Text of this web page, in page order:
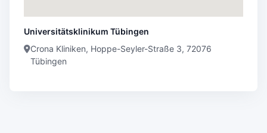
Universitätsklinikum Tübingen
Crona Kliniken, Hoppe-Seyler-Straße 3, 72076
Tübingen